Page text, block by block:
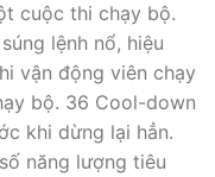
cuộc thi chạy bộ.
lệnh nổ, hiệu
vận động viên chạy
bộ. 36 Cool-down
khi dừng lại hẳn.
năng lượng tiêu